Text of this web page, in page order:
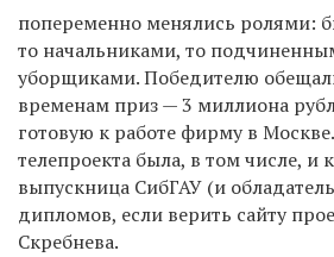
попеременно менялись ролями:
то начальниками, то
уборщиками. Победителю
временам приз — 3 миллиона
готовую к работе фирму в
телепроекта была, в том числе, и
выпускница СибГАУ (и
дипломов, если верить сайту
Скребнева.